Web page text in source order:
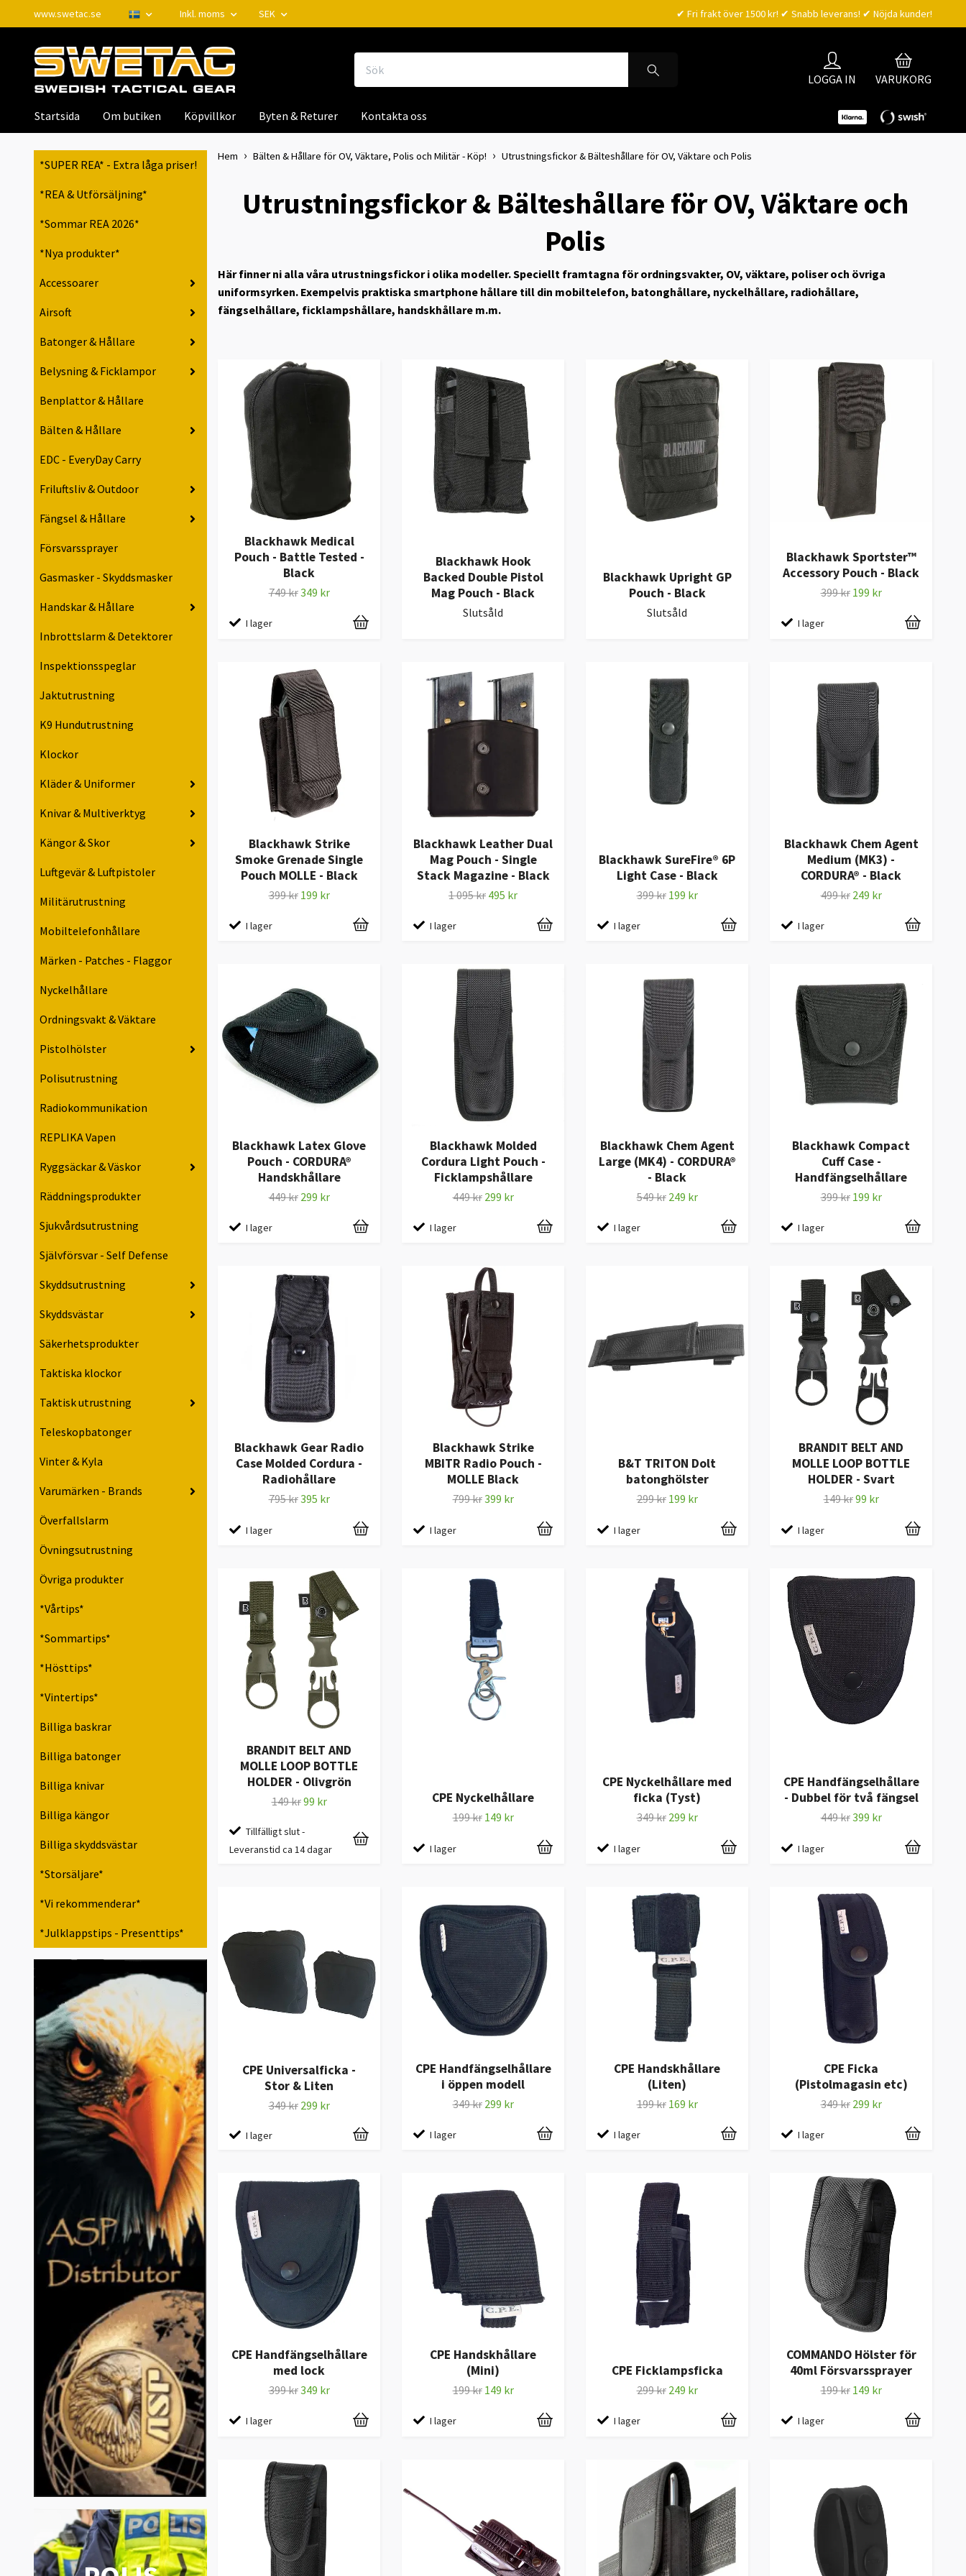
www.swetac.se Inkl. moms SEK ✔ Fri frakt över 1500 kr! ✔ Snabb leverans! ✔ Nöjda kunder!
LOGGA IN VARUKORG
Startsida Om butiken Köpvillkor Byten & Returer Kontakta oss
*SUPER REA* - Extra låga priser!
*REA & Utförsäljning*
*Sommar REA 2026*
*Nya produkter*
Accessoarer
Airsoft
Batonger & Hållare
Belysning & Ficklampor
Benplattor & Hållare
Bälten & Hållare
EDC - EveryDay Carry
Friluftsliv & Outdoor
Fängsel & Hållare
Försvarssprayer
Gasmasker - Skyddsmasker
Handskar & Hållare
Inbrottslarm & Detektorer
Inspektionsspeglar
Jaktutrustning
K9 Hundutrustning
Klockor
Kläder & Uniformer
Knivar & Multiverktyg
Kängor & Skor
Luftgevär & Luftpistoler
Militärutrustning
Mobiltelefonhållare
Märken - Patches - Flaggor
Nyckelhållare
Ordningsvakt & Väktare
Pistolhölster
Polisutrustning
Radiokommunikation
REPLIKA Vapen
Ryggsäckar & Väskor
Räddningsprodukter
Sjukvårdsutrustning
Självförsvar - Self Defense
Skyddsutrustning
Skyddsvästar
Säkerhetsprodukter
Taktiska klockor
Taktisk utrustning
Teleskopbatonger
Vinter & Kyla
Varumärken - Brands
Överfallslarm
Övningsutrustning
Övriga produkter
*Vårtips*
*Sommartips*
*Hösttips*
*Vintertips*
Billiga baskrar
Billiga batonger
Billiga knivar
Billiga kängor
Billiga skyddsvästar
*Storsäljare*
*Vi rekommenderar*
*Julklappstips - Presenttips*
Hem Bälten & Hållare för OV, Väktare, Polis och Militär - Köp! Utrustningsfickor & Bälteshållare för OV, Väktare och Polis
Utrustningsfickor & Bälteshållare för OV, Väktare och
Polis
Här finner ni alla våra utrustningsfickor i olika modeller. Speciellt framtagna för ordningsvakter, OV, väktare, poliser och övriga
uniformsyrken. Exempelvis praktiska smartphone hållare till din mobiltelefon, batonghållare, nyckelhållare, radiohållare,
fängselhållare, ficklampshållare, handskhållare m.m.
Blackhawk Medical
Pouch - Battle Tested -
Black
749 kr349 kr
I lager
Blackhawk Hook
Backed Double Pistol
Mag Pouch - Black
Slutsåld
Blackhawk Upright GP
Pouch - Black
Slutsåld
Blackhawk Sportster™
Accessory Pouch - Black
399 kr 199 kr
I lager
Blackhawk Strike
Smoke Grenade Single
Pouch MOLLE - Black
399 kr 199 kr
I lager
Blackhawk Leather Dual
Mag Pouch - Single
Stack Magazine - Black
1 095 kr 495 kr
I lager
Blackhawk SureFire® 6P
Light Case - Black
399 kr 199 kr
I lager
Blackhawk Chem Agent
Medium (MK3) -
CORDURA® - Black
499 kr 249 kr
I lager
Blackhawk Latex Glove
Pouch - CORDURA®
Handskhållare
449 kr 299 kr
I lager
Blackhawk Molded
Cordura Light Pouch -
Ficklampshållare
449 kr 299 kr
I lager
Blackhawk Chem Agent
Large (MK4) - CORDURA®
- Black
549 kr 249 kr
I lager
Blackhawk Compact
Cuff Case -
Handfängselhållare
399 kr 199 kr
I lager
Blackhawk Gear Radio
Case Molded Cordura -
Radiohållare
795 kr395 kr
I lager
Blackhawk Strike
MBITR Radio Pouch -
MOLLE Black
799 kr399 kr
I lager
B&T TRITON Dolt
batonghölster
299 kr 199 kr
I lager
BRANDIT BELT AND
MOLLE LOOP BOTTLE
HOLDER - Svart
149 kr99 kr
I lager
BRANDIT BELT AND
MOLLE LOOP BOTTLE
HOLDER - Olivgrön
149 kr99 kr
Tillfälligt slut -
Leveranstid ca 14 dagar
CPE Nyckelhållare
199 kr 149 kr
I lager
CPE Nyckelhållare med
ficka (Tyst)
349 kr 299 kr
I lager
CPE Handfängselhållare
- Dubbel för två fängsel
449 kr399 kr
I lager
CPE Universalficka -
Stor & Liten
349 kr 299 kr
I lager
CPE Handfängselhållare
i öppen modell
349 kr 299 kr
I lager
CPE Handskhållare
(Liten)
199 kr 169 kr
I lager
CPE Ficka
(Pistolmagasin etc)
349 kr 299 kr
I lager
CPE Handfängselhållare
med lock
399 kr349 kr
I lager
CPE Handskhållare
(Mini)
199 kr 149 kr
I lager
CPE Ficklampsficka
299 kr 249 kr
I lager
COMMANDO Hölster för
40ml Försvarssprayer
199 kr 149 kr
I lager